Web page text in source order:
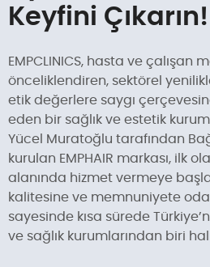
Keyfini Çıkarın!
EMPCLINICS, hasta ve çalışan
önceliklendiren, sektörel
etik değerlere saygı
eden bir sağlık ve estetik
Yücel Muratoğlu tarafından
kurulan EMPHAIR markası, ilk
alanında hizmet vermeye
kalitesine ve memnuniyete
sayesinde kısa sürede
ve sağlık kurumlarından biri